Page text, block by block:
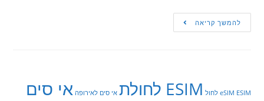
להמשך קריאה
eSIM ESIM לחול ESIM לחולת אי סים לאירופה אי סים